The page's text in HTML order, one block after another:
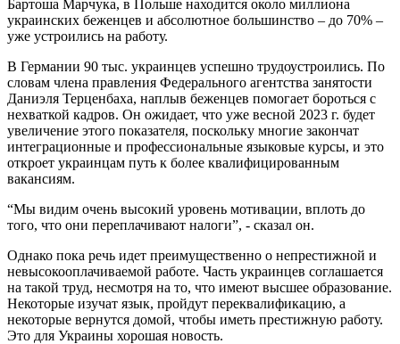
Бартоша Марчука, в Польше находится около миллиона
украинских беженцев и абсолютное большинство – до 70% –
уже устроились на работу.
В Германии 90 тыс. украинцев успешно трудоустроились. По
словам члена правления Федерального агентства занятости
Даниэля Терценбаха, наплыв беженцев помогает бороться с
нехваткой кадров. Он ожидает, что уже весной 2023 г. будет
увеличение этого показателя, поскольку многие закончат
интеграционные и профессиональные языковые курсы, и это
откроет украинцам путь к более квалифицированным
вакансиям.
“Мы видим очень высокий уровень мотивации, вплоть до
того, что они переплачивают налоги”, - сказал он.
Однако пока речь идет преимущественно о непрестижной и
невысокооплачиваемой работе. Часть украинцев соглашается
на такой труд, несмотря на то, что имеют высшее образование.
Некоторые изучат язык, пройдут переквалификацию, а
некоторые вернутся домой, чтобы иметь престижную работу.
Это для Украины хорошая новость.